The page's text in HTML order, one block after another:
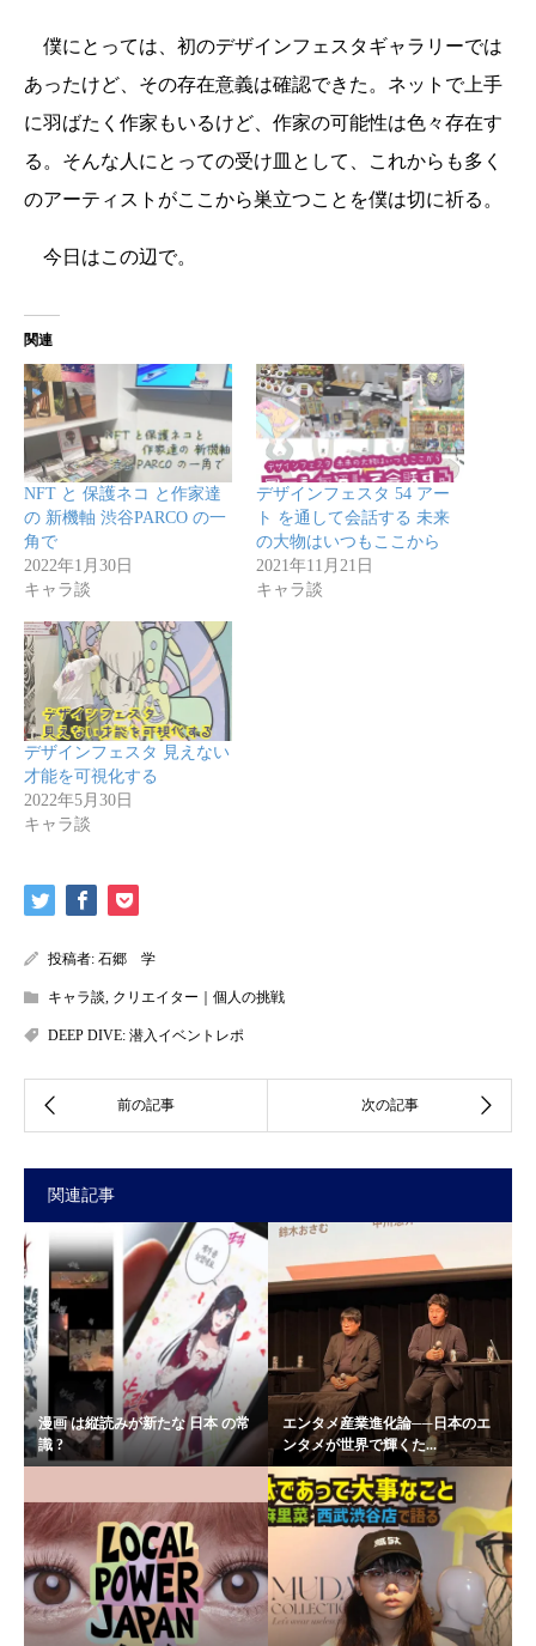
僕にとっては、初のデザインフェスタギャラリーでは
あったけど、その存在意義は確認できた。ネットで上手
に羽ばたく作家もいるけど、作家の可能性は色々存在す
る。そんな人にとっての受け皿として、これからも多く
のアーティストがここから巣立つことを僕は切に祈る。
今日はこの辺で。
関連
NFT と 保護ネコ と作家達
の 新機軸 渋谷PARCO の一
角で
2022年1月30日
キャラ談
デザインフェスタ 54 アー
ト を通して会話する 未来
の大物はいつもここから
2021年11月21日
キャラ談
デザインフェスタ 見えない
才能を可視化する
2022年5月30日
キャラ談
投稿者: 石郷 学
キャラ談, クリエイター｜個人の挑戦
DEEP DIVE: 潜入イベントレポ
関連記事
漫画 は縦読みが新たな 日本 の常
識 ?
エンタメ産業進化論──日本のエ
ンタメが世界で輝くた...